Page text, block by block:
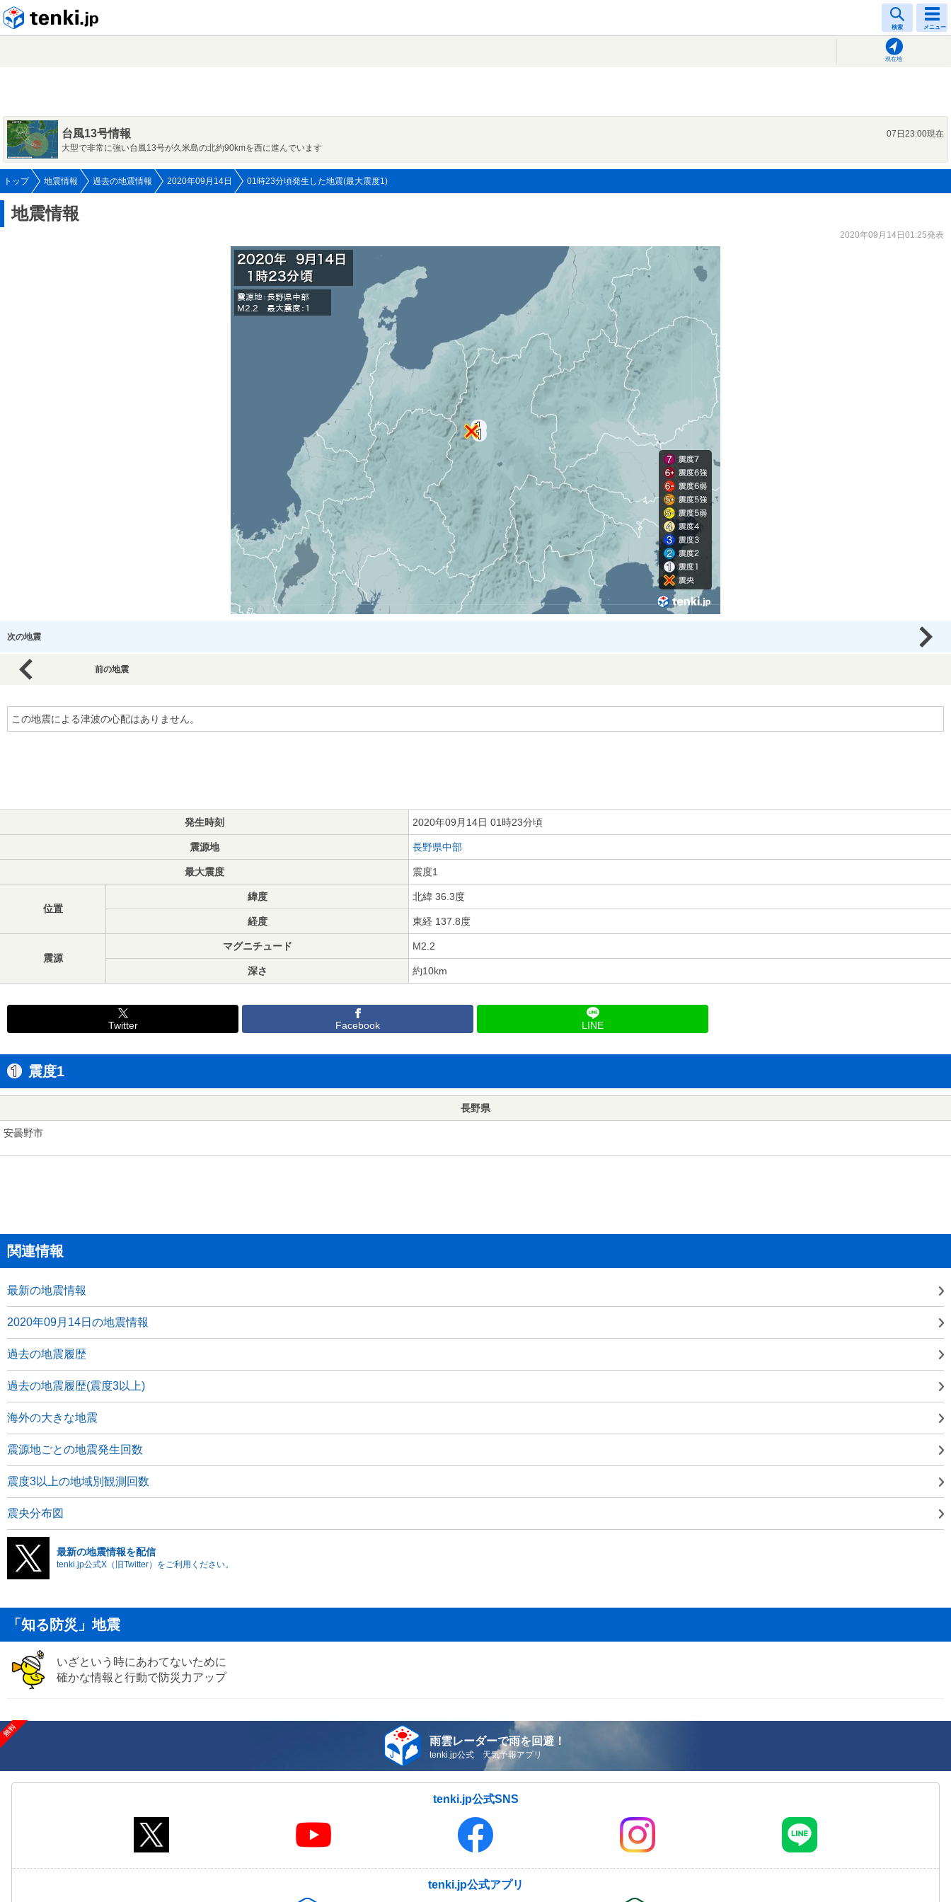
検索 メニュー
現在地
台風13号情報
07日23:00現在
大型で非常に強い台風13号が久米島の北約90kmを西に進んでいます
トップ 地震情報 過去の地震情報 2020年09月14日 01時23分頃発生した地震(最大震度1)
地震情報
2020年09月14日01:25発表
次の地震
前の地震
この地震による津波の心配はありません。
発生時刻 2020年09月14日 01時23分頃
震源地 長野県中部
最大震度 震度1
位置
緯度 北緯 36.3度
経度 東経 137.8度
震源
マグニチュード M2.2
深さ 約10km
Twitter Facebook LINE
震度1
長野県
安曇野市
関連情報
最新の地震情報
2020年09月14日の地震情報
過去の地震履歴
過去の地震履歴(震度3以上)
海外の大きな地震
震源地ごとの地震発生回数
震度3以上の地域別観測回数
震央分布図
最新の地震情報を配信
tenki.jp公式X（旧Twitter）をご利用ください。
「知る防災」地震
いざという時にあわてないために
確かな情報と行動で防災力アップ
雨雲レーダーで雨を回避！
tenki.jp公式 天気予報アプリ
tenki.jp公式SNS
tenki.jp公式アプリ